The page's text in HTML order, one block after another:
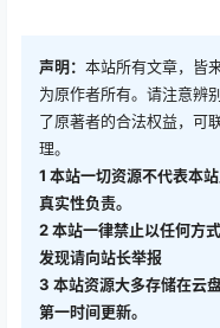
声明： 本站所有文章，皆
为原作者所有。请注意辨
了原著者的合法权益，可
理。
1 本站一切资源不代表本
真实性负责。
2本站一律禁止以任何方
发现请向站长举报
3 本站资源大多存储在云
第一时间更新。